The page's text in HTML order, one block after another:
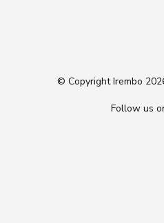
© Copyright Irembo
Follow us